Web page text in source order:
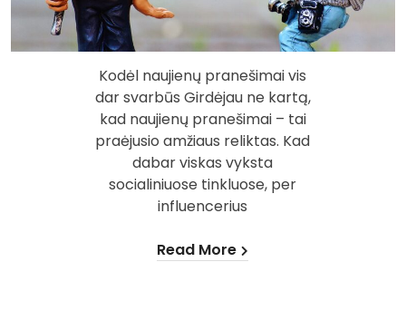
Kodėl naujienų pranešimai vis
dar svarbūs Girdėjau ne kartą,
kad naujienų pranešimai – tai
praėjusio amžiaus reliktas. Kad
dabar viskas vyksta
socialiniuose tinkluose, per
influencerius
Read More